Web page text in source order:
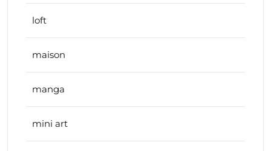
loft
maison
manga
mini art